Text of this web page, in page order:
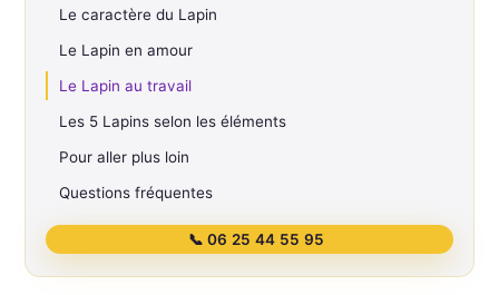
Le caractère du Lapin
Le Lapin en amour
Le Lapin au travail
Les 5 Lapins selon les éléments
Pour aller plus loin
Questions fréquentes
📞 06 25 44 55 95